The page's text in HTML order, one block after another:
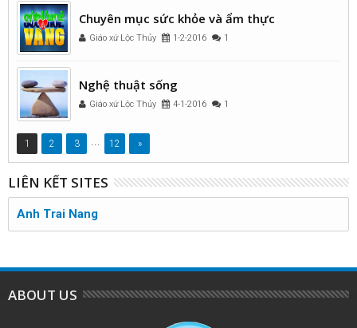
Chuyên mục sức khỏe và ẩm thực
Giáo xứ Lộc Thủy 1-2-2016 1
Nghệ thuật sống
Giáo xứ Lộc Thủy 4-1-2016 1
1 2 3 ... 12 »
LIÊN KẾT SITES
Anh Trai Nang
ABOUT US